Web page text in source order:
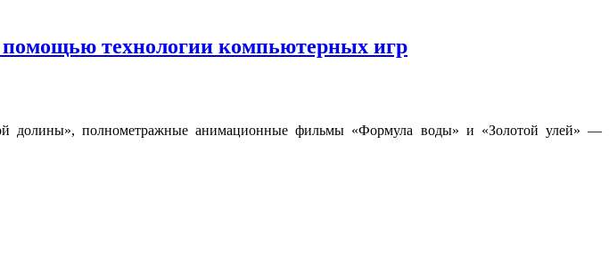
технологии компьютерных игр
долины», полнометражные анимационные фильмы «Формула воды» и «Золотой улей» —